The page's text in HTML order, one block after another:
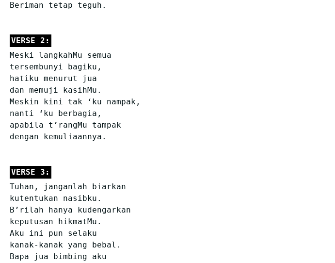
Beriman tetap teguh.
VERSE 2:
Meski langkahMu semua
tersembunyi bagiku,
hatiku menurut jua
dan memuji kasihMu.
Meskin kini tak ‘ku nampak,
nanti ‘ku berbagia,
apabila t’rangMu tampak
dengan kemuliaannya.
VERSE 3:
Tuhan, janganlah biarkan
kutentukan nasibku.
B’rilah hanya kudengarkan
keputusan hikmatMu.
Aku ini pun selaku
kanak-kanak yang bebal.
Bapa jua bimbing aku